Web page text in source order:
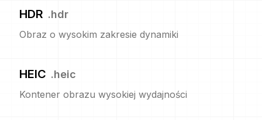
HDR .hdr
Obraz o wysokim zakresie dynamiki
HEIC .heic
Kontener obrazu wysokiej wydajności